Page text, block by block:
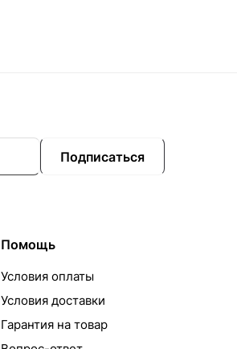
Подписаться
Помощь
Условия оплаты
Условия доставки
Гарантия на товар